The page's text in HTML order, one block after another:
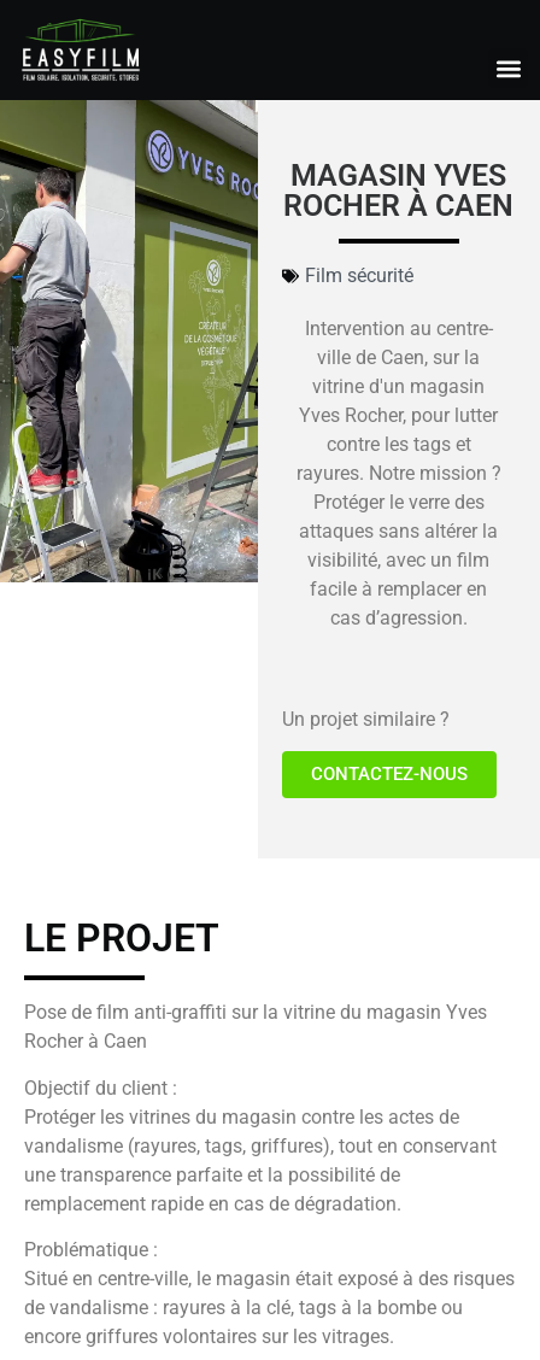
MAGASIN YVES
ROCHER À CAEN
Film sécurité
Intervention au centre-
ville de Caen, sur la
vitrine d'un magasin
Yves Rocher, pour lutter
contre les tags et
rayures. Notre mission ?
Protéger le verre des
attaques sans altérer la
visibilité, avec un film
facile à remplacer en
cas d’agression.
Un projet similaire ?
CONTACTEZ-NOUS
LE PROJET
Pose de film anti-graffiti sur la vitrine du magasin Yves
Rocher à Caen
Objectif du client :
Protéger les vitrines du magasin contre les actes de
vandalisme (rayures, tags, griffures), tout en conservant
une transparence parfaite et la possibilité de
remplacement rapide en cas de dégradation.
Problématique :
Situé en centre-ville, le magasin était exposé à des risques
de vandalisme : rayures à la clé, tags à la bombe ou
encore griffures volontaires sur les vitrages.